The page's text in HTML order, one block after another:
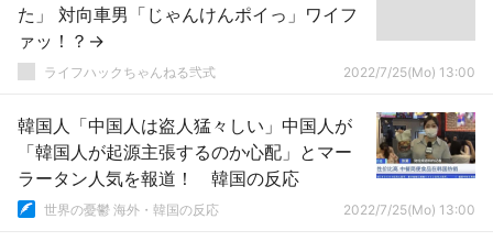
た」 対向車男「じゃんけんポイっ」ワイフ
ァッ！？→
ライフハックちゃんねる弐式 2022/7/25(Mo) 13:00
韓国人「中国人は盗人猛々しい」中国人が
「韓国人が起源主張するのか心配」とマー
ラータン人気を報道！ 韓国の反応
世界の憂鬱 海外・韓国の反応 2022/7/25(Mo) 13:00